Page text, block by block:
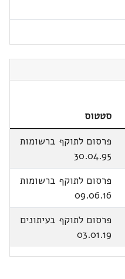
סטטוס
פרסום לתוקף ברשומות
30.04.95
פרסום לתוקף ברשומות
09.06.16
פרסום לתוקף בעיתונים
03.01.19